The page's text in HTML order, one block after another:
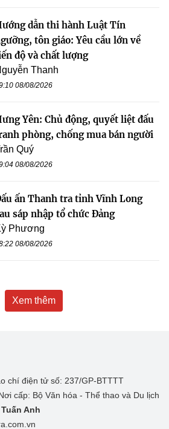
dẫn thi hành Luật Tín
tôn giáo: Yêu cầu lớn về
độ và chất lượng
Thanh
08/08/2026
Yên: Chủ động, quyết liệt đấu
phòng, chống mua bán người
Quý
08/08/2026
ấn Thanh tra tỉnh Vĩnh Long
sáp nhập tổ chức Đảng
Phương
08/08/2026
Xem thêm
chí điện tử số: 237/GP-BTTTT
cấp: Bộ Văn hóa - Thể thao và Du lịch
Anh